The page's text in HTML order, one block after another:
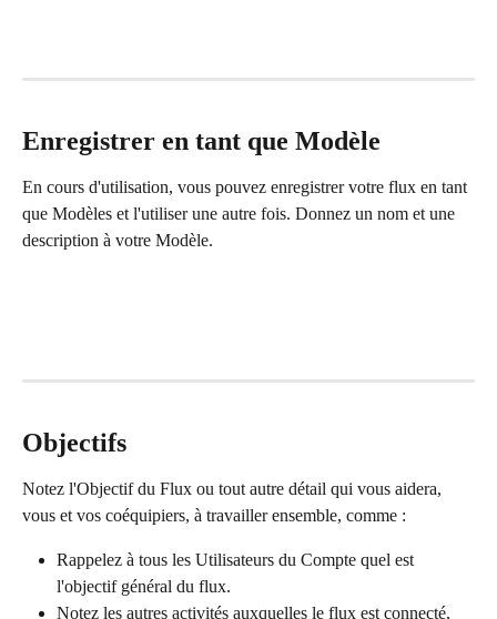
Enregistrer en tant que Modèle
En cours d'utilisation, vous pouvez enregistrer votre flux en tant
que Modèles et l'utiliser une autre fois. Donnez un nom et une
description à votre Modèle.
Objectifs
Notez l'Objectif du Flux ou tout autre détail qui vous aidera,
vous et vos coéquipiers, à travailler ensemble, comme :
Rappelez à tous les Utilisateurs du Compte quel est
l'objectif général du flux.
Notez les autres activités auxquelles le flux est connecté,